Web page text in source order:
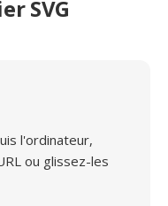
SVG
l'ordinateur,
ou glissez-les